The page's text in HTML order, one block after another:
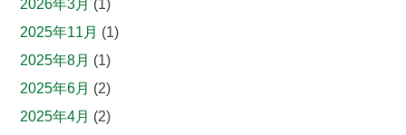
2026年3月 (1)
2025年11月 (1)
2025年8月 (1)
2025年6月 (2)
2025年4月 (2)